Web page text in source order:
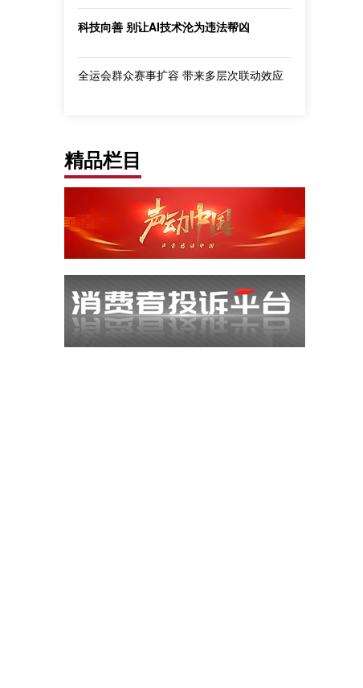
科技向善 别让AI技术沦为违法帮凶
全运会群众赛事扩容 带来多层次联动效应
精品栏目